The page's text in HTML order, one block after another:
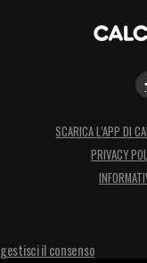
SCARICA L’APP DI
PRIVACY
gestisci il consenso